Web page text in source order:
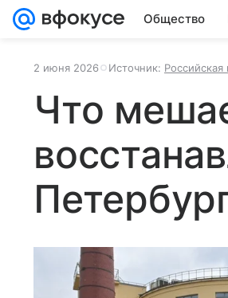
Общество
2 июня 2026 Источник: Российская
Что